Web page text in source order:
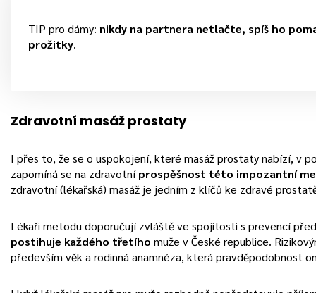
TIP pro dámy: nikdy na partnera netlačte, spíš ho
prožitky.
Zdravotní masáž prostaty
I přes to, že se o uspokojení, které masáž prostaty nabízí, v
zapomíná se na zdravotníprospěšnost této impozantní
zdravotní (lékařská) masáž je jedním z klíčů ke zdravé
Lékaři metodu doporučují zvláště ve spojitosti s prevencí
postihuje každého třetího muže v České republice.
především věk a rodinná anamnéza, která pravděpodobnost